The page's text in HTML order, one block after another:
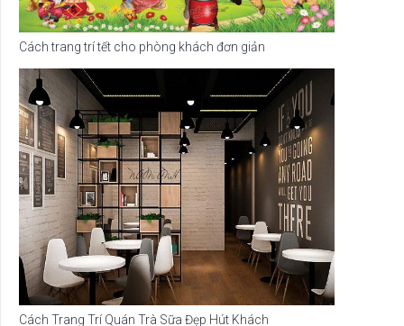
Cách trang trí tết cho phòng khách đơn giản
Cách Trang Trí Quán Trà Sữa Đẹp Hút Khách